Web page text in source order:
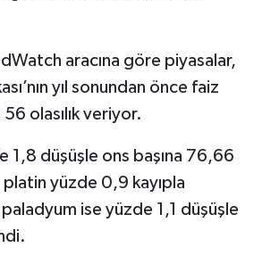
aracına göre piyasalar,
yıl sonundan önce faiz
olasılık veriyor.
1,8 düşüşle ons başına 76,66
yüzde 0,9 kayıpla
ise yüzde 1,1 düşüşle